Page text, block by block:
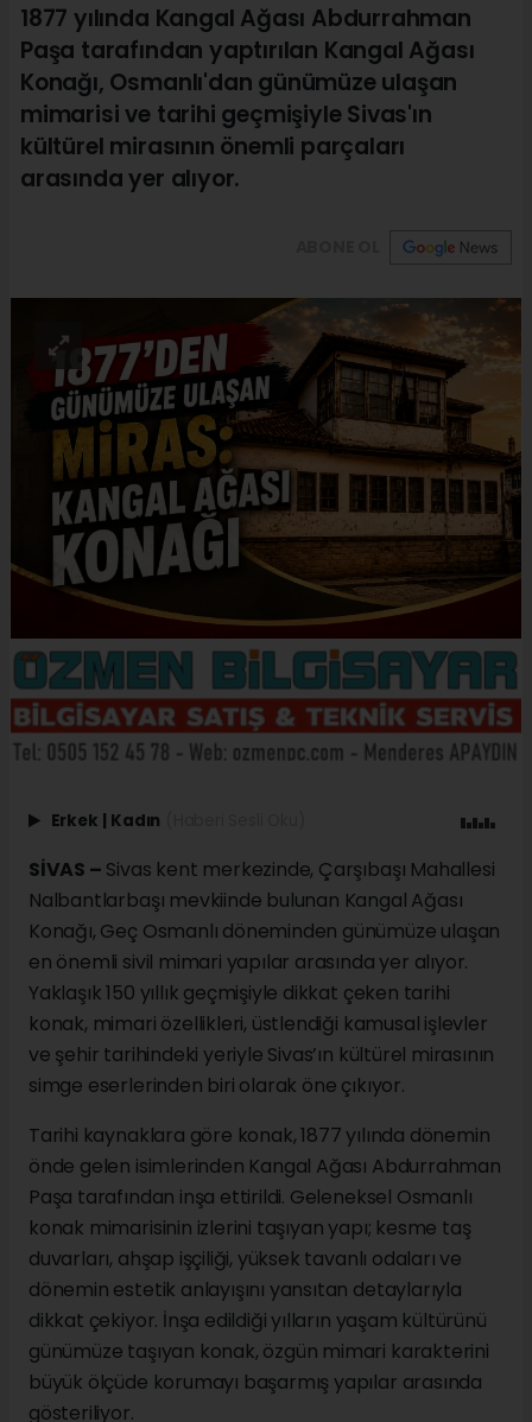
1877 yılında Kangal Ağası Abdurrahman
Paşa tarafından yaptırılan Kangal Ağası
Konağı, Osmanlı'dan günümüze ulaşan
mimarisi ve tarihi geçmişiyle Sivas'ın
kültürel mirasının önemli parçaları
arasında yer alıyor.
Erkek | Kadın
SİVAS – Sivas kent merkezinde, Çarşıbaşı Mahallesi
Nalbantlarbaşı mevkiinde bulunan Kangal Ağası
Konağı, Geç Osmanlı döneminden günümüze ulaşan
en önemli sivil mimari yapılar arasında yer alıyor.
Yaklaşık 150 yıllık geçmişiyle dikkat çeken tarihi
konak, mimari özellikleri, üstlendiği kamusal işlevler
ve şehir tarihindeki yeriyle Sivas’ın kültürel mirasının
simge eserlerinden biri olarak öne çıkıyor.
Tarihi kaynaklara göre konak, 1877 yılında dönemin
önde gelen isimlerinden Kangal Ağası Abdurrahman
Paşa tarafından inşa ettirildi. Geleneksel Osmanlı
konak mimarisinin izlerini taşıyan yapı; kesme taş
duvarları, ahşap işçiliği, yüksek tavanlı odaları ve
dönemin estetik anlayışını yansıtan detaylarıyla
dikkat çekiyor. İnşa edildiği yılların yaşam kültürünü
günümüze taşıyan konak, özgün mimari karakterini
büyük ölçüde korumayı başarmış yapılar arasında
gösteriliyor.